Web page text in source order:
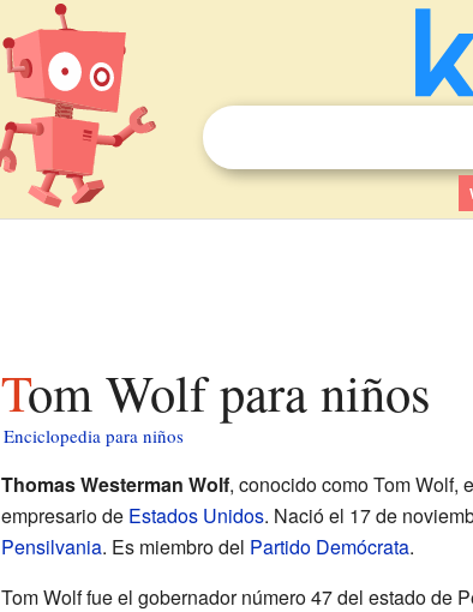
Tom Wolf para niños
Enciclopedia para niños
Thomas Westerman Wolf, conocido como Tom Wolf,
empresario de Estados Unidos. Nació el 17 de
Pensilvania. Es miembro del Partido Demócrata.
Tom Wolf fue el gobernador número 47 del estado de